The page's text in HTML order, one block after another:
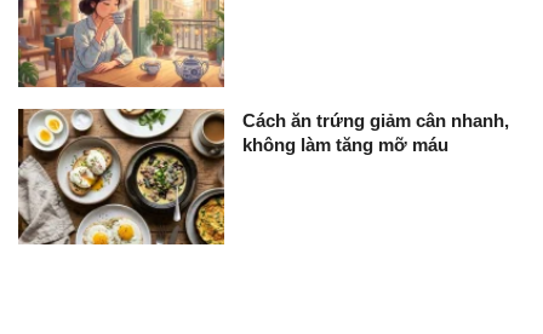
Cách ăn trứng giảm cân nhanh,
không làm tăng mỡ máu